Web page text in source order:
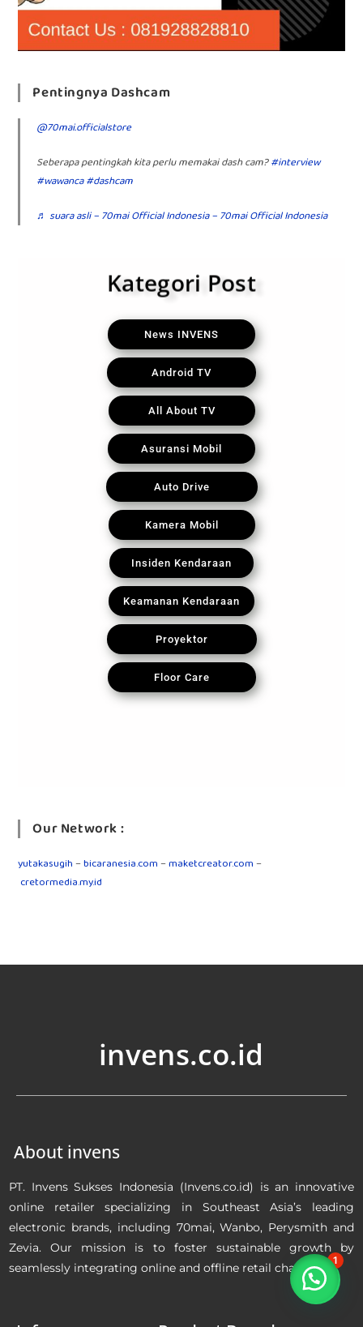
Pentingnya Dashcam
@70mai.officialstore
Seberapa pentingkah kita perlu memakai dash cam?#interview
#wawanca#dashcam
♬ suara asli – 70mai Official Indonesia – 70mai Official Indonesia
Kategori Post
News INVENS
Android TV
All About TV
Asuransi Mobil
Auto Drive
Kamera Mobil
Insiden Kendaraan
Keamanan Kendaraan
Proyektor
Floor Care
Our Network :
yutakasugih–bicaranesia.com–maketcreator.com–
cretormedia.my.id
invens.co.id
About invens
PT. Invens Sukses Indonesia (Invens.co.id) is an innovative
online retailer specializing in Southeast Asia’s leading
electronic brands, including 70mai, Wanbo, Perysmith and
Zevia. Our mission is to foster sustainable growth by
seamlessly integrating online and offline retail channels.
1